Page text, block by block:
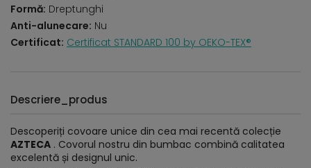
Formă: Dreptunghi
Anti-alunecare: Nu
Certificat: Certificat STANDARD 100 by OEKO-TEX®
Descriere_produs
Descoperiți covoare unice din cea mai recentă colecție
AZTECA . Covorul nostru din bumbac combină calitatea
excelentă și designul unic.